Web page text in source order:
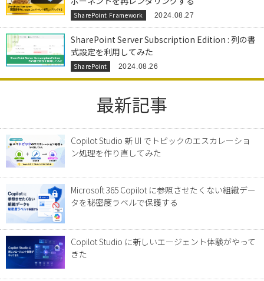
SharePoint Framework 2024.08.27
SharePoint Server Subscription Edition : 列の書
式設定を利用してみた
SharePoint 2024.08.26
最新記事
Copilot Studio 新 UI でトピックのエスカレーショ
ン処理を作り直してみた
Microsoft 365 Copilot に参照させたくない組織デー
タを秘密度ラベルで保護する
Copilot Studio に新しいエージェント体験がやって
きた